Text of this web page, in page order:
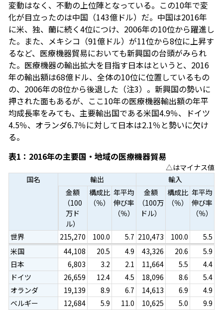
変動はなく、不動の上位陣となっている。この10年で変
化が目立ったのは中国（143億ドル）だ。中国は2016年
に米、独、蘭に続く4位につけ、2006年の10位から躍進し
た。また、メキシコ（91億ドル）が11位から8位に上昇す
るなど、医療機器貿易においても新興国の台頭がみられ
た。医療機器の輸出拡大を目指す日本はというと、2016
年の輸出額は68億ドル、全体の10位に位置しているもの
の、2006年の8位から後退した（注3）。新興国の勢いに
押された面もあるが、ここ10年の医療機器輸出額の年平
均成長率をみても、主要輸出国である米国4.9％、ドイツ
4.5％、オランダ6.7％に対して日本は2.1％と勢いに欠け
る。
表1：2016年の主要国・地域の医療機器貿易
△はマイナス値
国名
輸出
輸入
金額
（100
万ド
ル）
構成比
（％）
年平均
伸び率
（％）
金額
（100万
ドル）
構成比
（％）
年平均
伸び率
（％）
世界 215,270 100.0 5.7 210,473 100.0
5.5
米国
44,108 20.5 4.9 43,326 20.6
5.9
日本
6,803 3.2 2.1 11,664 5.5
4.4
ドイツ
26,659 12.4 4.5 18,096 8.6
5.4
オランダ
19,139 8.9 6.7 14,613 6.9
4.9
ベルギー
12,684 5.9 11.0 10,625 5.0
9.9